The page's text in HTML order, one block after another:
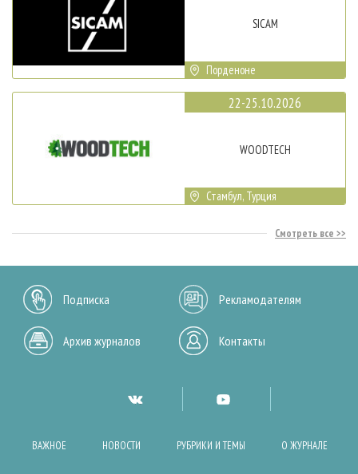
SICAM
Порденоне
22-25.10.2026
WOODTECH
Стамбул, Турция
Смотреть все
Подписка Рекламодателям
Архив журналов Контакты
ВАЖНОЕ НОВОСТИ РУБРИКИ И ТЕМЫ О ЖУРНАЛЕ